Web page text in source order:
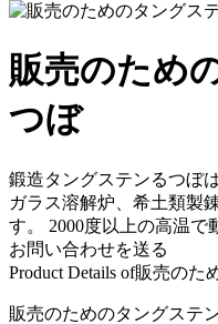
販売のため
つぼ
鍛造タングステンるつぼ
ガラス溶解炉、希土類製
す。 2000度以上の高温で
お問い合わせを送る
Product Details of販売のた
販売のためのタングステ